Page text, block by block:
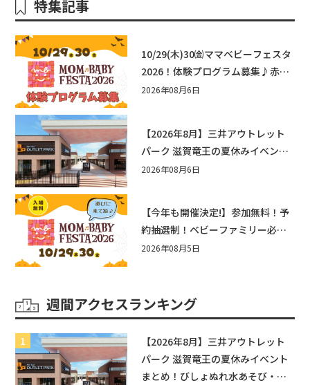
特集記事
10/29(木)30㈮ママベビーフェスタ
2026！体験プログラム募集♪赤ち
ゃん向けイベントに出演しません
2026年08月6日
【2026年8月】三井アウトレット
パーク 滋賀竜王の夏休みイベント
まとめ！びしょぬれ水あそび・激
2026年08月6日
【今年も開催決定!】参加無料！予
約抽選制！ベビーファミリー必見
☆入場無料☆10/29(木)30(金)ママ
2026年08月5日
週間アクセスランキング
【2026年8月】三井アウトレット
パーク 滋賀竜王の夏休みイベント
まとめ！びしょぬれ水あそび・激